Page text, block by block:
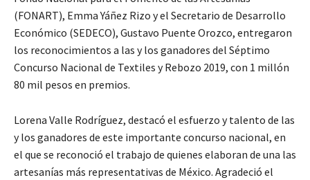
(FONART), Emma Yáñez Rizo y el Secretario de Desarrollo
Económico (SEDECO), Gustavo Puente Orozco, entregaron
los reconocimientos a las y los ganadores del Séptimo
Concurso Nacional de Textiles y Rebozo 2019, con 1 millón
80 mil pesos en premios.
Lorena Valle Rodríguez, destacó el esfuerzo y talento de las
y los ganadores de este importante concurso nacional, en
el que se reconoció el trabajo de quienes elaboran de una las
artesanías más representativas de México. Agradeció el